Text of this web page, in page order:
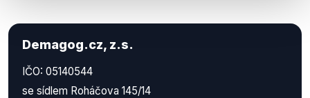
Demagog.cz, z.s.
IČO: 05140544
se sídlem Roháčova 145/14